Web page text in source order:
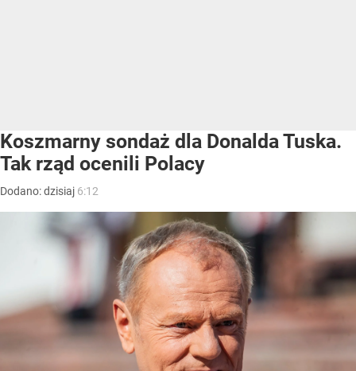
Koszmarny sondaż dla Donalda Tuska.
Tak rząd ocenili Polacy
Dodano:dzisiaj 6:12